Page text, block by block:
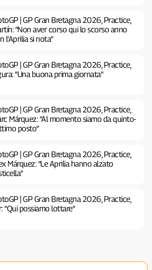
| GP Gran Bretagna 2026, Practice,
“Non aver corso qui lo scorso anno
l’Aprilia si nota”
| GP Gran Bretagna 2026, Practice,
“Una buona prima giornata”
| GP Gran Bretagna 2026, Practice,
Márquez: “Al momento siamo da quinto-
posto”
| GP Gran Bretagna 2026, Practice,
Márquez: “Le Aprilia hanno alzato
| GP Gran Bretagna 2026, Practice,
“Qui possiamo lottare”